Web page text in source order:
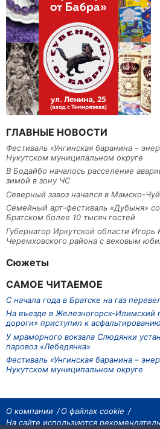
ГЛАВНЫЕ НОВОСТИ
Фестиваль «Унгинская баранина –
Нукутском муниципальном округе
В Бодайбо началось расселение
зимой в зону ЧС
Северный завоз начался в Мамско-
Семейный арт-фестиваль «Дубыня»
Братском более 10 тысяч гостей
Губернатор Иркутской области
Черемховского района с вековым
Сюжеты
САМОЕ ЧИТАЕМОЕ
С начала года в Братске на газ
На въезде в Железногорск-Илимский
дороги» приступил к асфальтированию
У мраморного вокзала Слюдянки
паровоз «Лебедянка»
Фестиваль «Унгинская баранина –
Нукутском муниципальном округе
О компании
О файлах cookie
На сайте используются